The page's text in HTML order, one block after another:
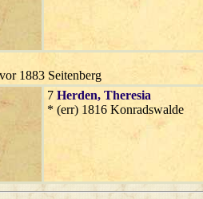
1883 Seitenberg
7 Herden, Theresia
* (err) 1816 Konradswalde